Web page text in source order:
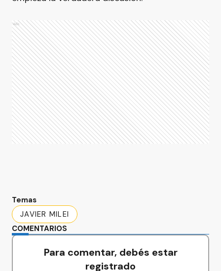
Ads
Temas
JAVIER MILEI
COMENTARIOS
Para comentar, debés estar
registrado